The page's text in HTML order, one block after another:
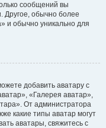
сообщений вы
Другое, обычно более
и обычно уникально для
добавить аватару с
«Галерея аватар»,
От администратора
какие типы аватар могут
аватары, свяжитесь с